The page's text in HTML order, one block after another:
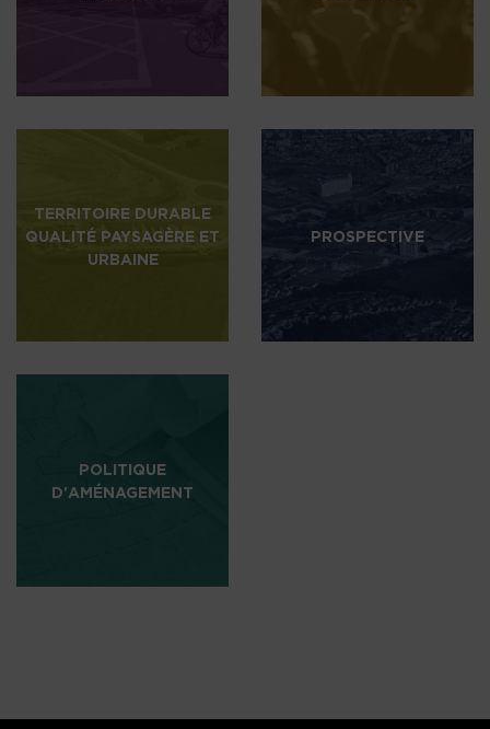
TERRITOIRE DURABLE
QUALITÉ PAYSAGÈRE ET
URBAINE
PROSPECTIVE
POLITIQUE
D'AMÉNAGEMENT